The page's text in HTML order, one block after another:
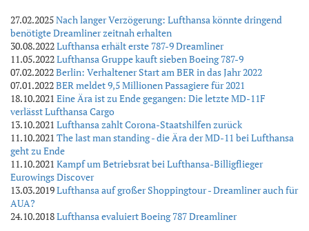
27.02.2025Nach langer Verzögerung: Lufthansa könnte dringend
benötigte Dreamliner zeitnah erhalten
30.08.2022Lufthansa erhält erste 787-9 Dreamliner
11.05.2022Lufthansa Gruppe kauft sieben Boeing 787-9
07.02.2022Berlin: Verhaltener Start am BER in das Jahr 2022
07.01.2022BER meldet 9,5 Millionen Passagiere für 2021
18.10.2021 Eine Ära ist zu Ende gegangen: Die letzte MD-11F
verlässt Lufthansa Cargo
13.10.2021 Lufthansa zahlt Corona-Staatshilfen zurück
11.10.2021 The last man standing - die Ära der MD-11 bei Lufthansa
geht zu Ende
11.10.2021 Kampf um Betriebsrat bei Lufthansa-Billigflieger
Eurowings Discover
13.03.2019Lufthansa auf großer Shoppingtour - Dreamliner auch für
AUA?
24.10.2018Lufthansa evaluiert Boeing 787 Dreamliner